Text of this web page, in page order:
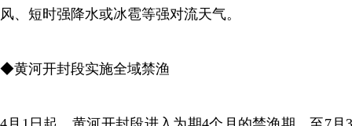
风、短时强降水或冰雹等强对流天气。
◆黄河开封段实施全域禁渔